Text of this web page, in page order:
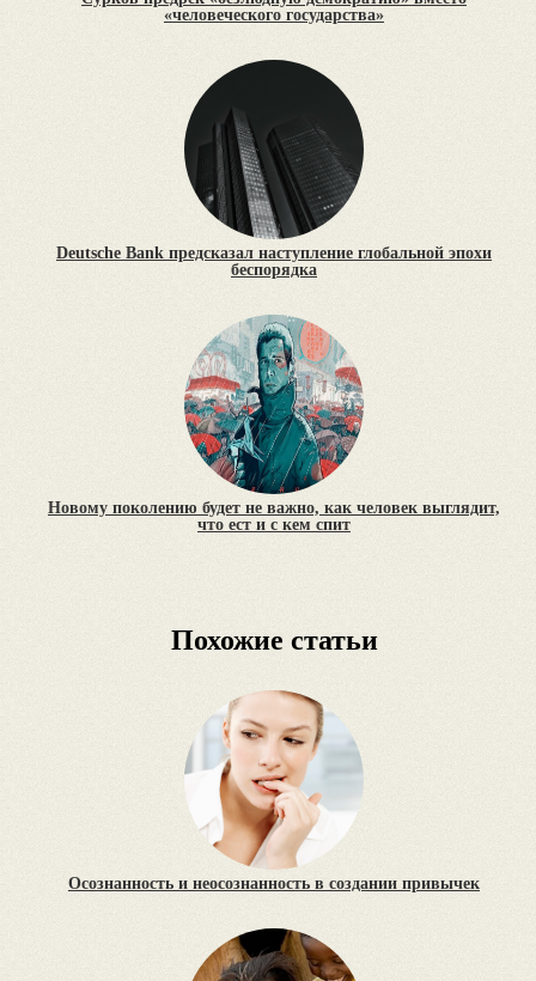
«человеческого государства»
Deutsche Bank предсказал наступление глобальной эпохи
беспорядка
Новому поколению будет не важно, как человек выглядит,
что ест и с кем спит
Похожие статьи
Осознанность и неосознанность в создании привычек